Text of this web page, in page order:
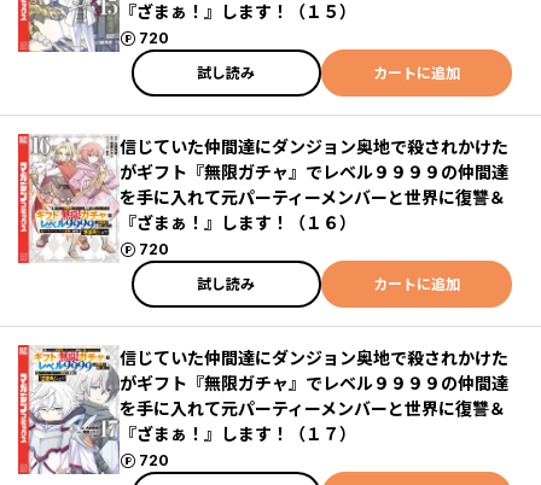
『ざまぁ！』します！（１５）
720
ポイント
試し読み
カートに追加
信じていた仲間達にダンジョン奥地で殺されかけた
がギフト『無限ガチャ』でレベル９９９９の仲間達
を手に入れて元パーティーメンバーと世界に復讐＆
『ざまぁ！』します！（１６）
720
ポイント
試し読み
カートに追加
信じていた仲間達にダンジョン奥地で殺されかけた
がギフト『無限ガチャ』でレベル９９９９の仲間達
を手に入れて元パーティーメンバーと世界に復讐＆
『ざまぁ！』します！（１７）
720
ポイント